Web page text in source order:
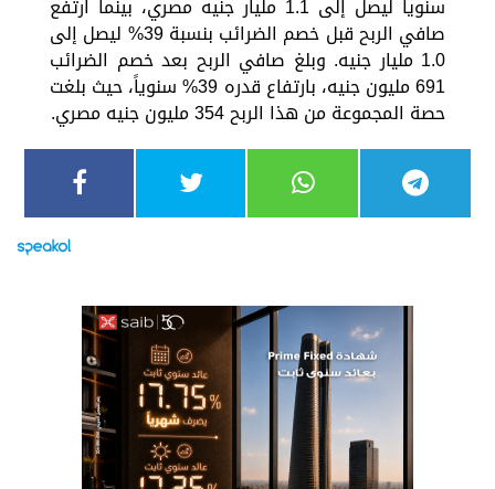
سنوياً ليصل إلى 1.1 مليار جنيه مصري، بينما ارتفع
صافي الربح قبل خصم الضرائب بنسبة 39% ليصل إلى
1.0 مليار جنيه. وبلغ صافي الربح بعد خصم الضرائب
691 مليون جنيه، بارتفاع قدره 39% سنوياً، حيث بلغت
حصة المجموعة من هذا الربح 354 مليون جنيه مصري.